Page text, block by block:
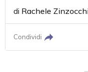
di Rachele
Condividi